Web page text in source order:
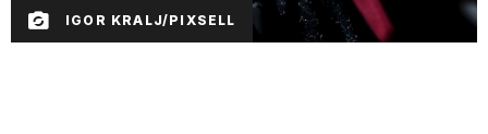
IGOR KRALJ/PIXSELL